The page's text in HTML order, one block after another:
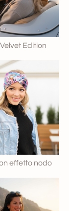
Edition
effetto nodo